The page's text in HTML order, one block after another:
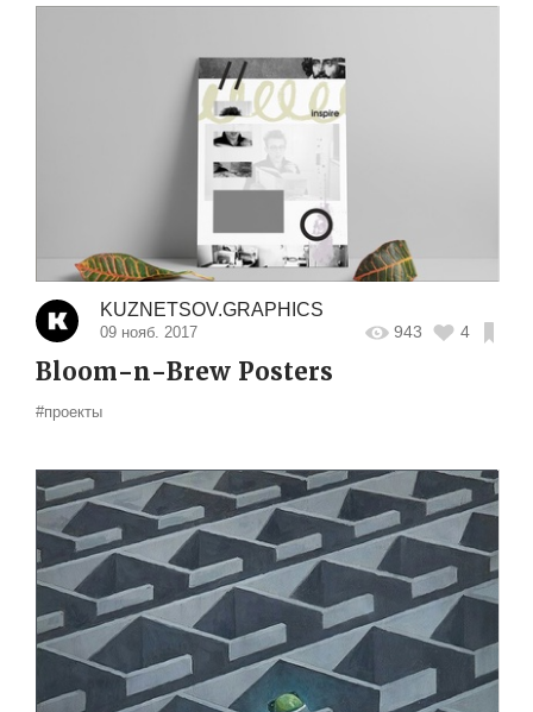
KUZNETSOV.GRAPHICS
09 нояб. 2017 943 4
Bloom-n-Brew Posters
#проекты